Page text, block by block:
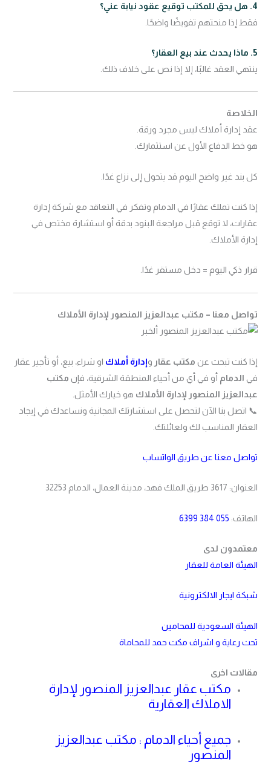
4. هل يحق للمكتب توقيع عقود نيابة عني؟
فقط إذا منحتهم تفويضًا واضحًا.
5. ماذا يحدث عند بيع العقار؟
ينتهي العقد غالبًا، إلا إذا نص على خلاف ذلك.
الخلاصة
عقد إدارة أملاك ليس مجرد ورقة.
هو خط الدفاع الأول عن استثمارك.
كل بند غير واضح اليوم قد يتحول إلى نزاع غدًا.
إذا كنت تملك عقارًا في الدمام وتفكر في التعاقد مع شركة إدارة
عقارات، لا توقع قبل مراجعة البنود بدقة أو استشارة مختص في
إدارة الأملاك.
قرار ذكي اليوم = دخل مستقر غدًا.
تواصل معنا – مكتب عبدالعزيز المنصور لإدارة الأملاك
إذا كنت تبحث عن مكتب عقار وإدارة أملاك او شراء، بيع، أو تأجير عقار
في الدمام أو في أي من أحياء المنطقة الشرقية، فإن مكتب
عبدالعزيز المنصور لإدارة الأملاك هو خيارك الأمثل.
📞 اتصل بنا الآن لتحصل على استشارتك المجانية ونساعدك في إيجاد
العقار المناسب لك ولعائلتك.
تواصل معنا عن طريق الواتساب
العنوان: 3617 طريق الملك فهد، مدينة العمال، الدمام 32253
الهاتف: 055 384 6399
معتمدون لدى
الهيئة العامة للعقار
شبكة ايجار الالكترونية
الهيئة السعودية للمحامين
تحت رعاية و اشراف مكت حمد للمحاماة
مقالات اخرى
مكتب عقار عبدالعزيز المنصور لإدارة
الاملاك العقارية
جميع أحياء الدمام : مكتب عبدالعزيز
المنصور